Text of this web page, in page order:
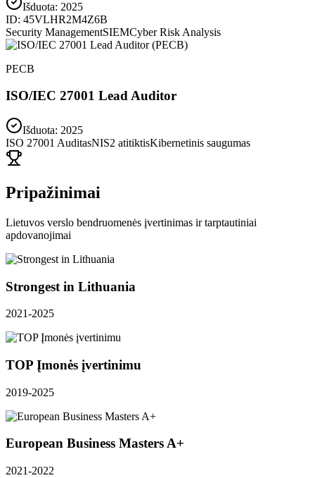
Išduota: 2025
ID: 45VLHR2M4Z6B
Security ManagementSIEMCyber Risk Analysis
PECB
ISO/IEC 27001 Lead Auditor
Išduota: 2025
ISO 27001 AuditasNIS2 atitiktisKibernetinis saugumas
Pripažinimai
Lietuvos verslo bendruomenės įvertinimas ir tarptautiniai
apdovanojimai
Strongest in Lithuania
2021-2025
TOP Įmonės įvertinimu
2019-2025
European Business Masters A+
2021-2022